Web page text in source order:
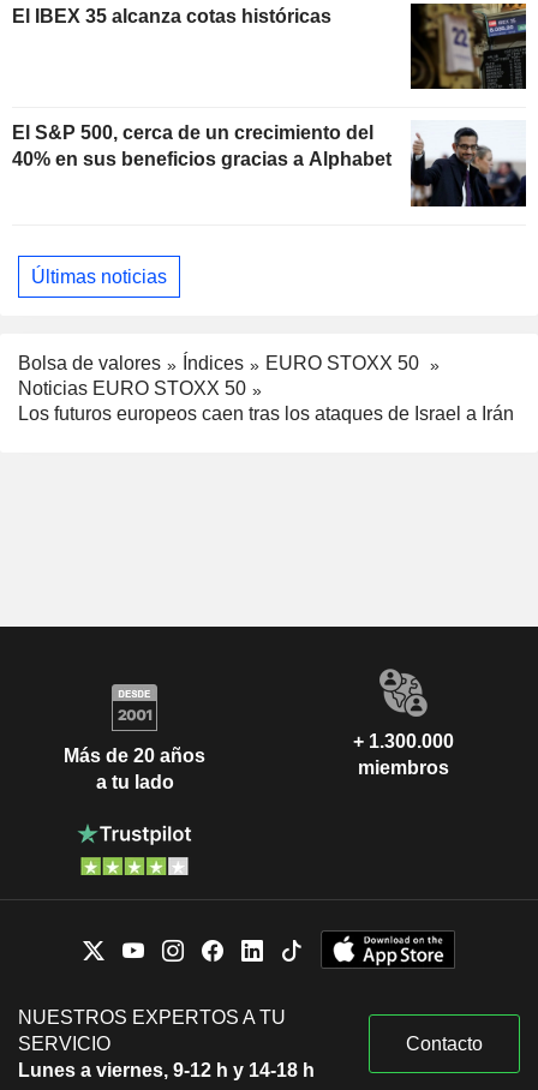
El IBEX 35 alcanza cotas históricas
El S&P 500, cerca de un crecimiento del
40% en sus beneficios gracias a Alphabet
Últimas noticias
Bolsa de valores Índices
EURO STOXX 50
Noticias EURO STOXX 50
Los futuros europeos caen tras los ataques de Israel a Irán
Más de 20 años
a tu lado
+ 1.300.000
miembros
NUESTROS EXPERTOS A TU
SERVICIO
Lunes a viernes, 9-12 h y 14-18 h
Contacto